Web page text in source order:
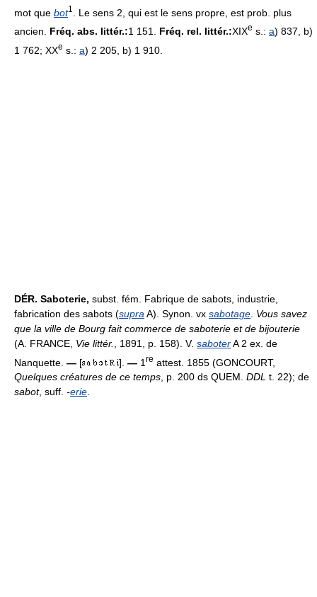
mot que bot1
. Le sens 2, qui est le sens propre, est prob. plus
ancien. Fréq. abs. littér.:1 151. Fréq. rel. littér.:XIXe s.: a) 837, b)
1 762; XXe s.: a) 2 205, b) 1 910.
DÉR. Saboterie, subst. fém. Fabrique de sabots, industrie,
fabrication des sabots (supra A). Synon. vx sabotage Vous savez
que la ville de Bourg fait commerce de saboterie et de bijouterie
(A. FRANCE, Vie littér. , 1891, p. 158). V. saboterA 2 ex. de
Nanquette. — [ ]. — 1 re attest. 1855 (GONCOURT,
Quelques créatures de ce temps, p. 200 ds QUEM. DDL t. 22); de
sabot, suff. -erie.